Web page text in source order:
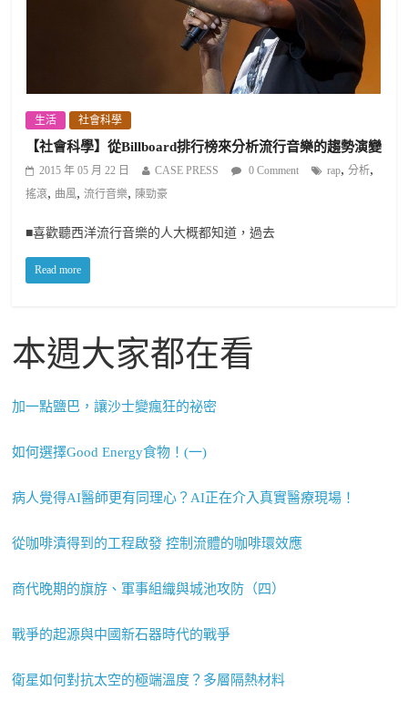
生活 社會科學
【社會科學】從Billboard排行榜來分析流行音樂的趨勢演變
2015 年 05 月 22 日 CASE PRESS 0 Comment rap,分析,
搖滾, 曲風,流行音樂, 陳勁豪
■喜歡聽西洋流行音樂的人大概都知道，過去
Read more
本週大家都在看
加一點鹽巴，讓沙士變瘋狂的祕密
如何選擇Good Energy食物！(一)
病人覺得AI醫師更有同理心？AI正在介入真實醫療現場！
從咖啡漬得到的工程啟發 控制流體的咖啡環效應
商代晚期的旗斿、軍事組織與城池攻防（四）
戰爭的起源與中國新石器時代的戰爭
衛星如何對抗太空的極端溫度？多層隔熱材料